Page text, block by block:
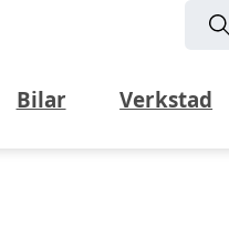
Bilar Verkstad